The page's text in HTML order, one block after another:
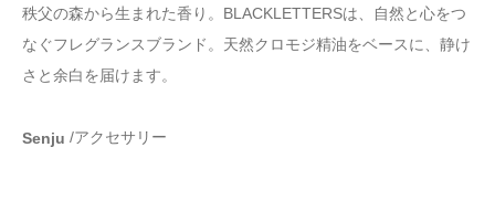
秩父の森から生まれた香り。BLACKLETTERSは、自然と心をつ
なぐフレグランスブランド。天然クロモジ精油をベースに、静け
さと余白を届けます。
Senju /アクセサリー